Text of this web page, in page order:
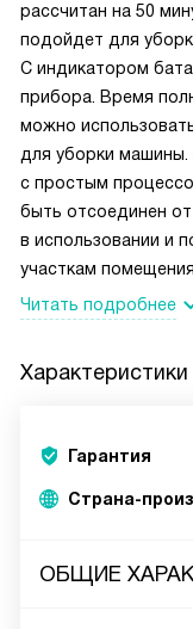
рассчитан на 50
подойдет для
С индикатором
прибора. Время
можно
для уборки
с простым
быть отсоединен
в использовании и
участкам помещения..
Читать подробнее
Характеристики
Гарантия
Страна-
ОБЩИЕ